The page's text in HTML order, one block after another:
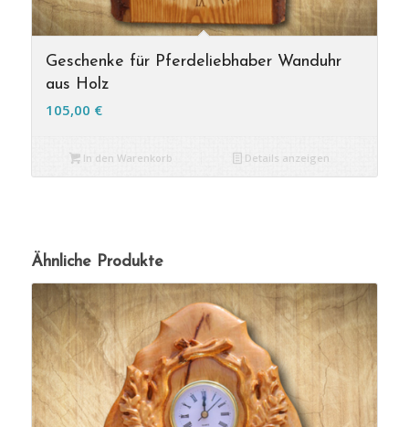
Geschenke für Pferdeliebhaber Wanduhr
aus Holz
105,00 €
In den Warenkorb Details anzeigen
Ähnliche Produkte